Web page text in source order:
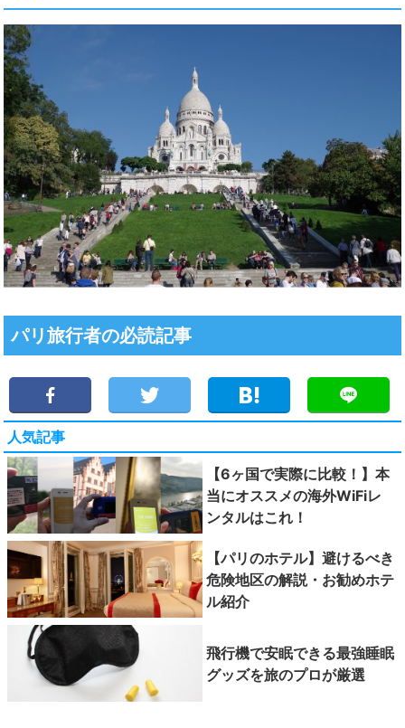
パリ旅行者の必読記事
人気記事
【6ヶ国で実際に比較！】本
当にオススメの海外WiFiレ
ンタルはこれ！
【パリのホテル】避けるべき
危険地区の解説・お勧めホテ
ル紹介
飛行機で安眠できる最強睡眠
グッズを旅のプロが厳選